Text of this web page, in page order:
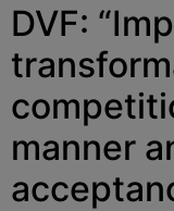
DVF:
manner